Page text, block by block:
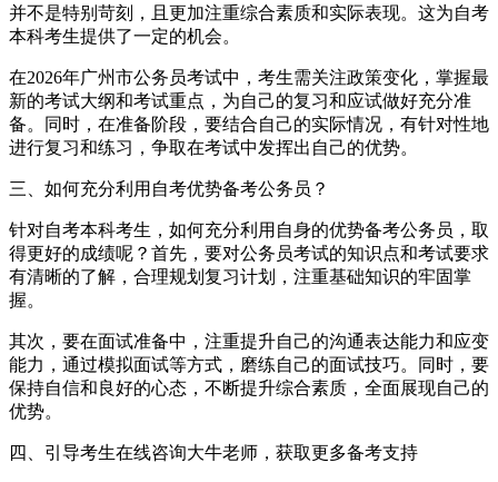
并不是特别苛刻，且更加注重综合素质和实际表现。这为自考
本科考生提供了一定的机会。
在2026年广州市公务员考试中，考生需关注政策变化，掌握最
新的考试大纲和考试重点，为自己的复习和应试做好充分准
备。同时，在准备阶段，要结合自己的实际情况，有针对性地
进行复习和练习，争取在考试中发挥出自己的优势。
三、如何充分利用自考优势备考公务员？
针对自考本科考生，如何充分利用自身的优势备考公务员，取
得更好的成绩呢？首先，要对公务员考试的知识点和考试要求
有清晰的了解，合理规划复习计划，注重基础知识的牢固掌
握。
其次，要在面试准备中，注重提升自己的沟通表达能力和应变
能力，通过模拟面试等方式，磨练自己的面试技巧。同时，要
保持自信和良好的心态，不断提升综合素质，全面展现自己的
优势。
四、引导考生在线咨询大牛老师，获取更多备考支持